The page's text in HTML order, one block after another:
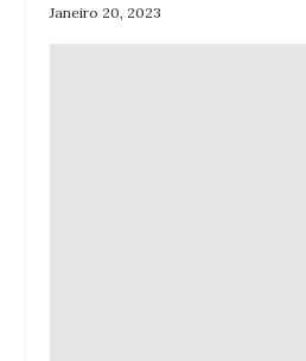
Janeiro 20, 2023